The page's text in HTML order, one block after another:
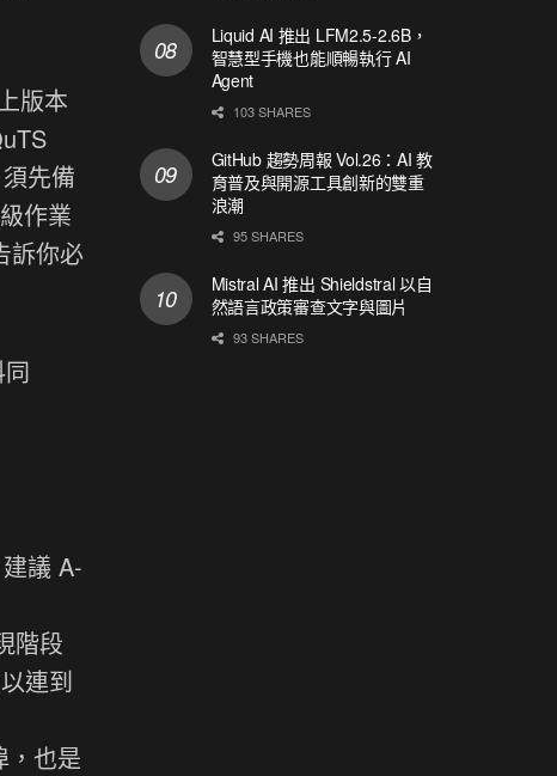
版本
先備
作業
訴你必
議 A-
階段
連到
，也是
Liquid AI 推出 LFM2.5-2.6B，
智慧型手機也能順暢執行 AI
Agent
103 SHARES
GitHub 趨勢周報 Vol.26：AI 教
育普及與開源工具創新的雙重
浪潮
95 SHARES
Mistral AI 推出 Shieldstral 以自
然語言政策審查文字與圖片
93 SHARES